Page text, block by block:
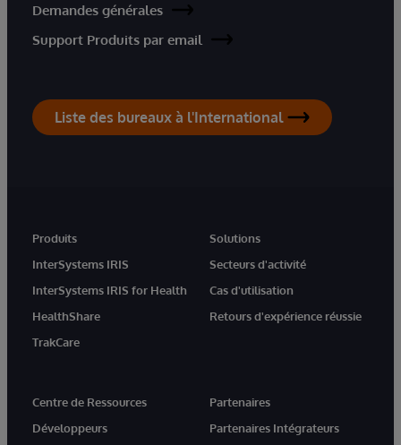
Demandes générales
Support Produits par email
Liste des bureaux à l'International
Produits
InterSystems IRIS
InterSystems IRIS for Health
HealthShare
TrakCare
Solutions
Secteurs d'activité
Cas d'utilisation
Retours d'expérience réussie
Centre de Ressources
Développeurs
Partenaires
Partenaires Intégrateurs